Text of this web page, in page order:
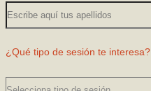
¿Qué tipo de sesión te interesa?